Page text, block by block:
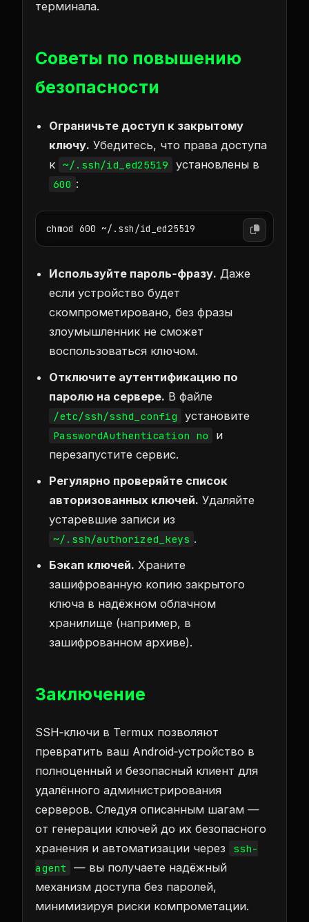
терминала.
Советы по повышению
безопасности
Ограничьте доступ к закрытому
ключу. Убедитесь, что права доступа
к ~/.ssh/id_ed25519 установлены в
600 :
chmod 600 ~/.ssh/id_ed25519
Используйте пароль‑фразу. Даже
если устройство будет
скомпрометировано, без фразы
злоумышленник не сможет
воспользоваться ключом.
Отключите аутентификацию по
паролю на сервере. В файле
/etc/ssh/sshd_config установите
PasswordAuthentication no
и
перезапустите сервис.
Регулярно проверяйте список
авторизованных ключей. Удаляйте
устаревшие записи из
~/.ssh/authorized_keys .
Бэкап ключей. Храните
зашифрованную копию закрытого
ключа в надёжном облачном
хранилище (например, в
зашифрованном архиве).
Заключение
SSH‑ключи в Termux позволяют
превратить ваш Android‑устройство в
полноценный и безопасный клиент для
удалённого администрирования
серверов. Следуя описанным шагам —
от генерации ключей до их безопасного
хранения и автоматизации через
ssh-
agent
— вы получаете надёжный
механизм доступа без паролей,
минимизируя риски компрометации.